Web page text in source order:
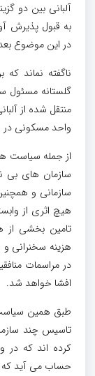
آلبانی بین دو
به قبول پذیرش
در این موضوع
ناگفته نماند
گلستانه مسئول
منتقل شده از
واحد مسکونی در
از جمله سیاست
سازمان های بی
سازمانی و
هیچ اثری از
تامین بخشی از
هزینه سخنرانی
در مراسمات
افشا خواهد شد.
طبق همین
تاسیس چند
کرده اند که در
حساب می آید که